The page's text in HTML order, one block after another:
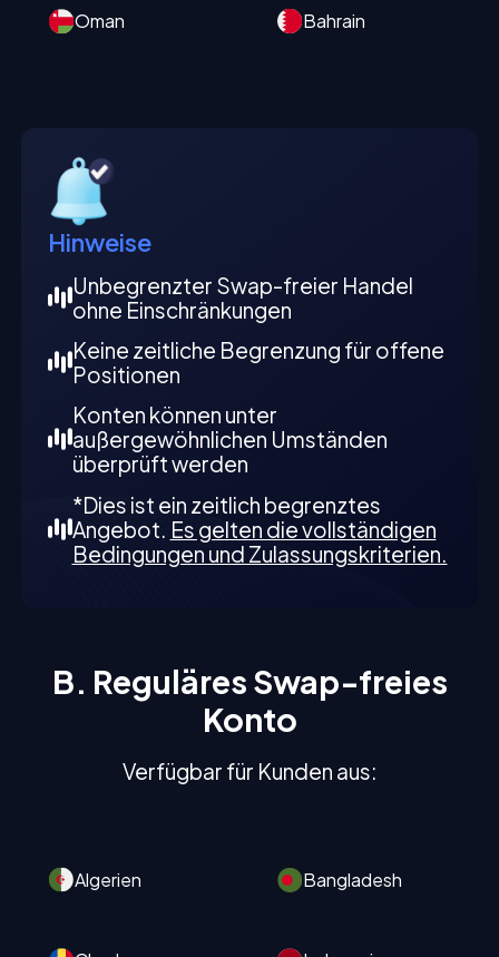
Oman Bahrain
Hinweise
Unbegrenzter Swap-freier Handel
ohne Einschränkungen
Keine zeitliche Begrenzung für offene
Positionen
Konten können unter
außergewöhnlichen Umständen
überprüft werden
*Dies ist ein zeitlich begrenztes
Angebot. Es gelten die vollständigen
Bedingungen und Zulassungskriterien.
B. Reguläres Swap-freies
Konto
Verfügbar für Kunden aus:
Algerien Bangladesh